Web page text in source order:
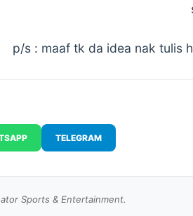
p/s : maaf tk da idea nak tulis
TELEGRAM
Sports & Entertainment.